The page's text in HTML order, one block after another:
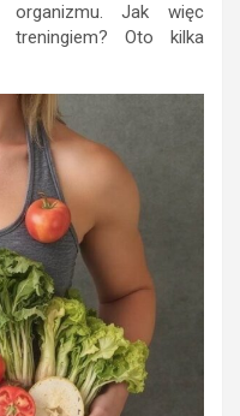
Jak więc
treningiem? Oto kilka